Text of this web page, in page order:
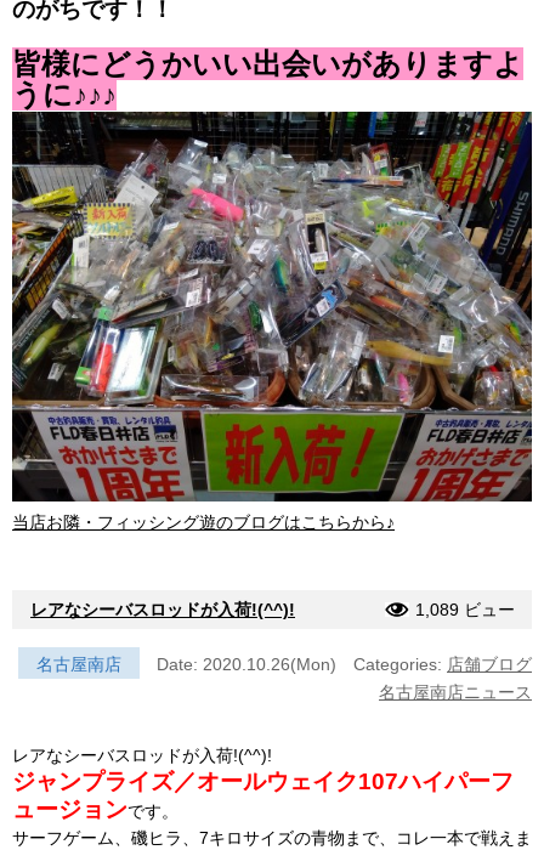
のがちです！！
皆様にどうかいい出会いがありますよ
うに♪♪♪
当店お隣・フィッシング遊のブログはこちらから♪
レアなシーバスロッドが入荷!(^^)! 1,089 ビュー
名古屋南店 Date: 2020.10.26(Mon) Categories: 店舗ブログ
名古屋南店ニュース
レアなシーバスロッドが入荷!(^^)!
ジャンプライズ／オールウェイク107ハイパーフ
ュージョンです。
サーフゲーム、磯ヒラ、7キロサイズの青物まで、コレ一本で戦えま